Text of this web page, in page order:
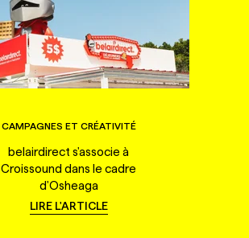
CAMPAGNES ET CRÉATIVITÉ
belairdirect s'associe à
Croissound dans le cadre
d'Osheaga
LIRE L'ARTICLE